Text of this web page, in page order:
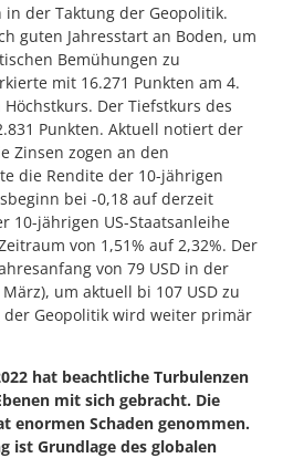
der Taktung der Geopolitik.
guten Jahresstart an Boden, um
Bemühungen zu
mit 16.271 Punkten am 4.
Der Tiefstkurs des
Punkten. Aktuell notiert der
Zinsen zogen an den
die Rendite der 10-jährigen
bei -0,18 auf derzeit
10-jährigen US-Staatsanleihe
von 1,51% auf 2,32%. Der
von 79 USD in der
um aktuell bi 107 USD zu
Geopolitik wird weiter primär
hat beachtliche Turbulenzen
mit sich gebracht. Die
enormen Schaden genommen.
ist Grundlage des globalen